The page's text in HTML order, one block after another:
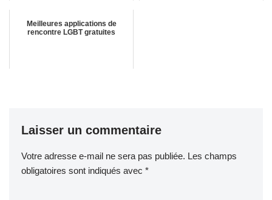
Meilleures applications de
rencontre LGBT gratuites
Laisser un commentaire
Votre adresse e-mail ne sera pas publiée. Les champs
obligatoires sont indiqués avec *